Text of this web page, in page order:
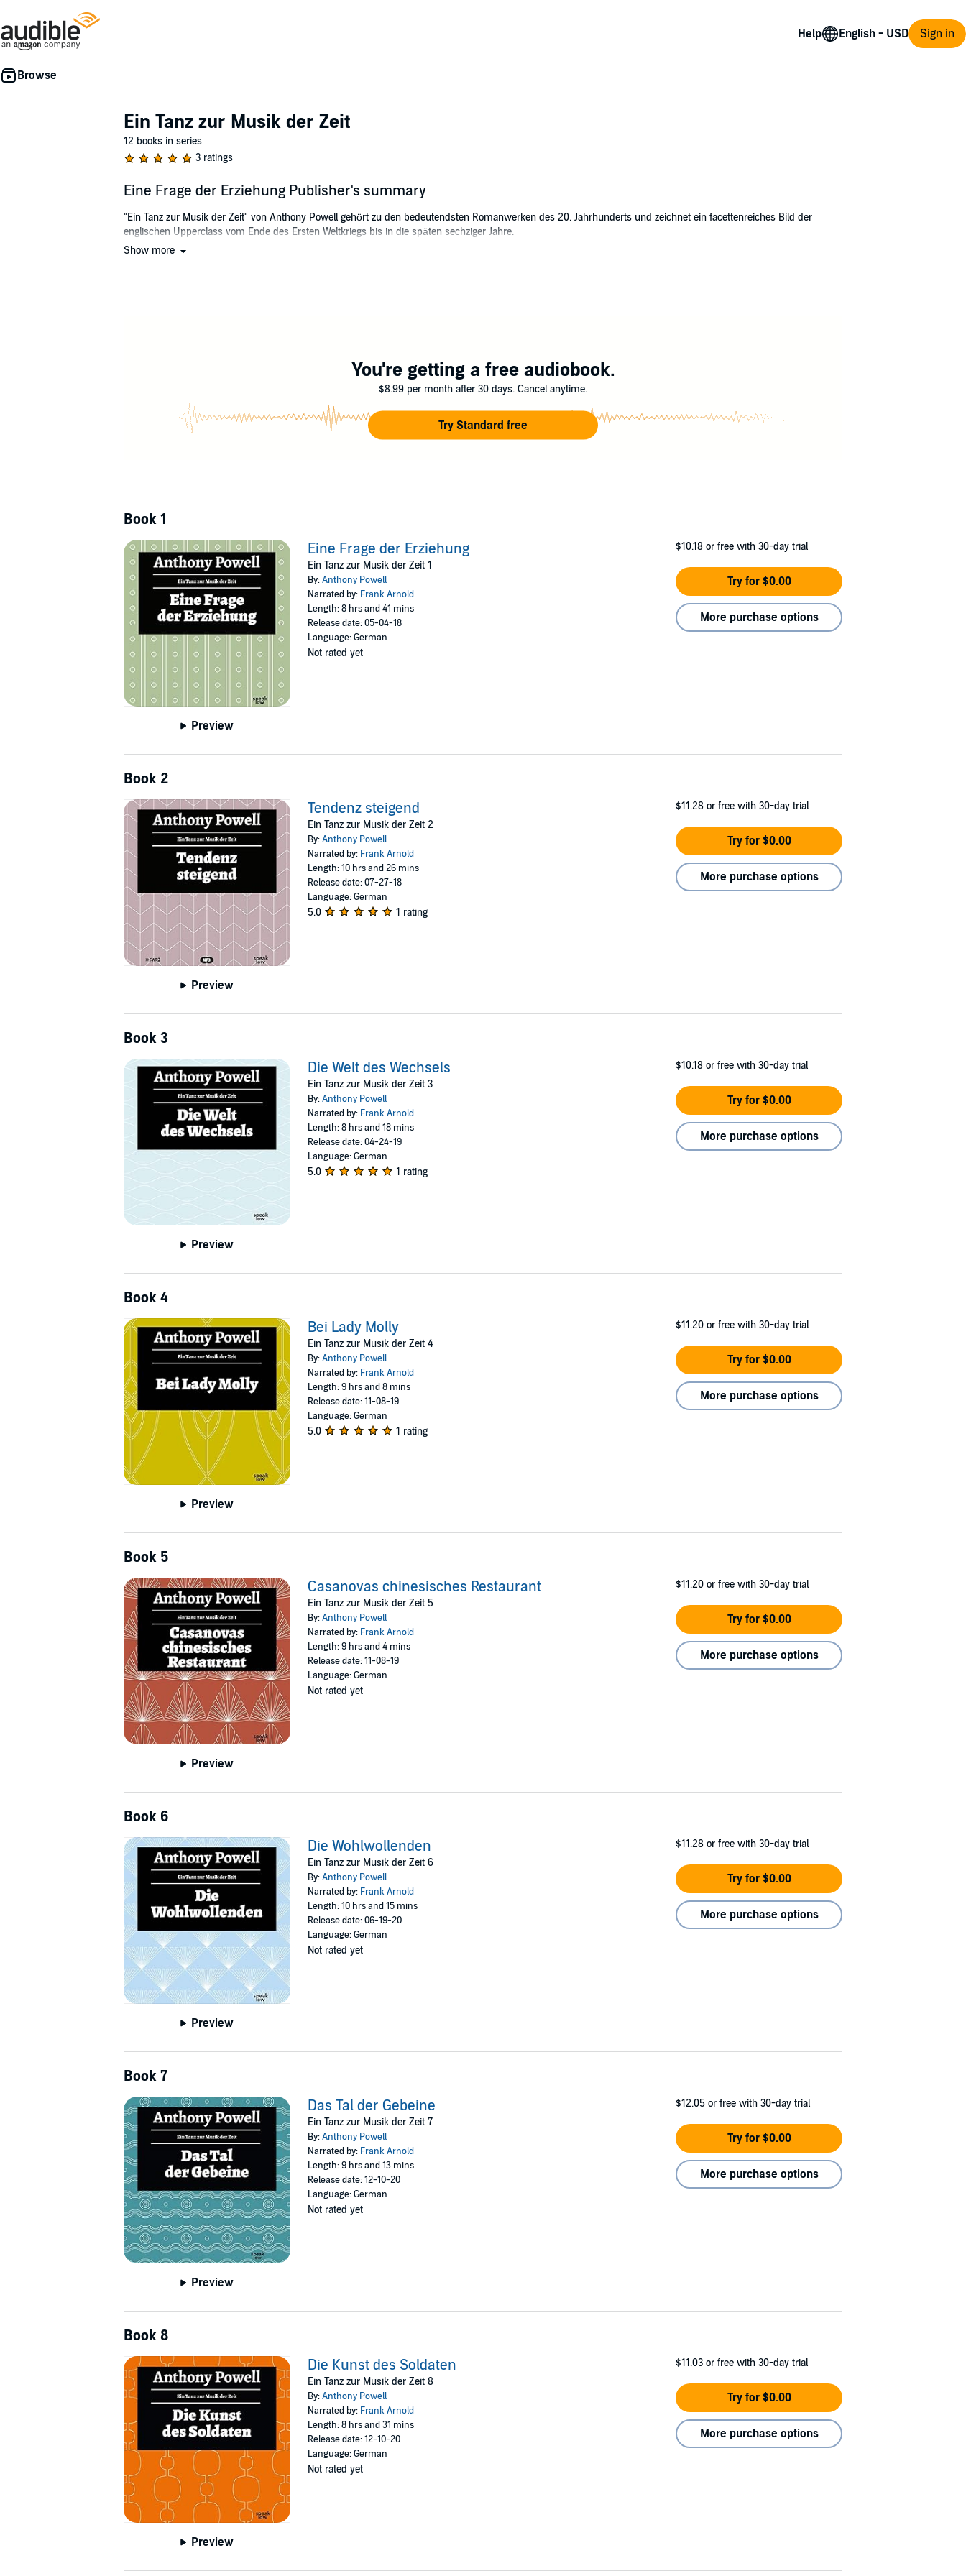
Help Sign in
Ein Tanz zur Musik der Zeit
12 books in series
3 ratings
Eine Frage der Erziehung Publisher's summary
"Ein Tanz zur Musik der Zeit" von Anthony Powell gehört zu den bedeutendsten Romanwerken des 20. Jahrhunderts und zeichnet ein facettenreiches Bild der
englischen Upperclass vom Ende des Ersten Weltkriegs bis in die späten sechziger Jahre.
Mit einer Mischung aus Neugier und Skepsis nimmt uns der Erzähler Nick Jenkins mit in das Leben eines Freundeskreises aus der englischen Upperclass. Eröffnet
Show more
You're getting a free audiobook.
$8.99 per month after 30 days. Cancel anytime.
Try Standard free
Book 1
Preview
Eine Frage der Erziehung
Ein Tanz zur Musik der Zeit 1
By:Anthony Powell
Narrated by: Frank Arnold
Length: 8 hrs and 41 mins
Release date: 05-04-18
Language: German
Not rated yet
$10.18 or free with 30-day trial
Try for $0.00
More purchase options
Book 2
Preview
Tendenz steigend
Ein Tanz zur Musik der Zeit 2
By:Anthony Powell
Narrated by: Frank Arnold
Length: 10 hrs and 26 mins
Release date: 07-27-18
Language: German
5.0 1 rating
$11.28 or free with 30-day trial
Try for $0.00
More purchase options
Book 3
Preview
Die Welt des Wechsels
Ein Tanz zur Musik der Zeit 3
By:Anthony Powell
Narrated by: Frank Arnold
Length: 8 hrs and 18 mins
Release date: 04-24-19
Language: German
5.0 1 rating
$10.18 or free with 30-day trial
Try for $0.00
More purchase options
Book 4
Preview
Bei Lady Molly
Ein Tanz zur Musik der Zeit 4
By:Anthony Powell
Narrated by: Frank Arnold
Length: 9 hrs and 8 mins
Release date: 11-08-19
Language: German
5.0 1 rating
$11.20 or free with 30-day trial
Try for $0.00
More purchase options
Book 5
Preview
Casanovas chinesisches Restaurant
Ein Tanz zur Musik der Zeit 5
By:Anthony Powell
Narrated by: Frank Arnold
Length: 9 hrs and 4 mins
Release date: 11-08-19
Language: German
Not rated yet
$11.20 or free with 30-day trial
Try for $0.00
More purchase options
Book 6
Preview
Die Wohlwollenden
Ein Tanz zur Musik der Zeit 6
By:Anthony Powell
Narrated by: Frank Arnold
Length: 10 hrs and 15 mins
Release date: 06-19-20
Language: German
Not rated yet
$11.28 or free with 30-day trial
Try for $0.00
More purchase options
Book 7
Preview
Das Tal der Gebeine
Ein Tanz zur Musik der Zeit 7
By:Anthony Powell
Narrated by: Frank Arnold
Length: 9 hrs and 13 mins
Release date: 12-10-20
Language: German
Not rated yet
$12.05 or free with 30-day trial
Try for $0.00
More purchase options
Book 8
Preview
Die Kunst des Soldaten
Ein Tanz zur Musik der Zeit 8
By:Anthony Powell
Narrated by: Frank Arnold
Length: 8 hrs and 31 mins
Release date: 12-10-20
Language: German
Not rated yet
$11.03 or free with 30-day trial
Try for $0.00
More purchase options